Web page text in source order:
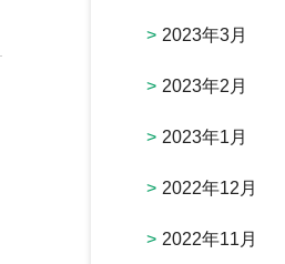
2023年3月
2023年2月
2023年1月
2022年12月
2022年11月